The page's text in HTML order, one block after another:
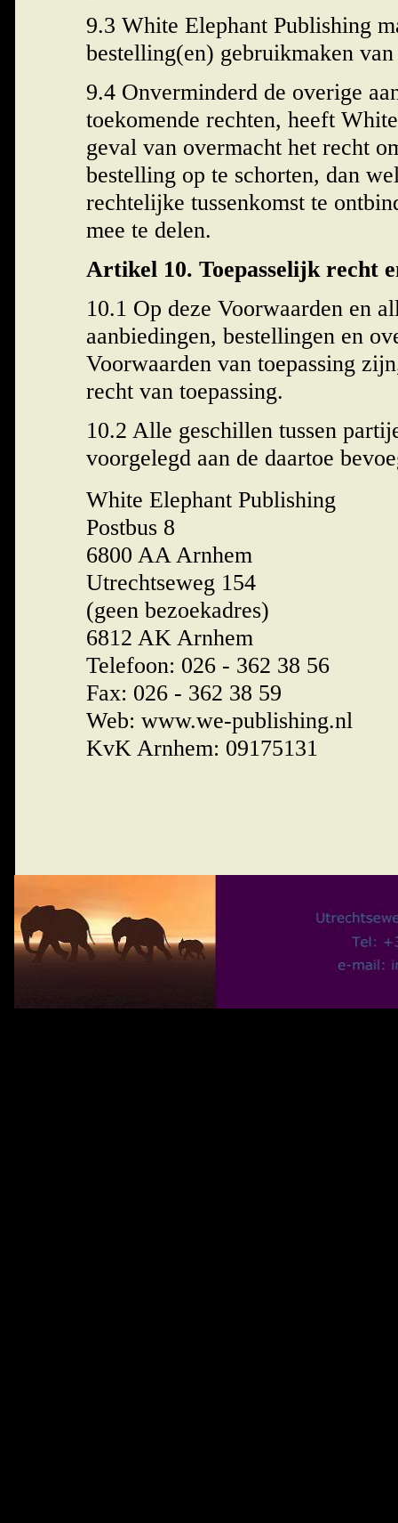
9.3 White Elephant Publishing
bestelling(en) gebruikmaken
9.4 Onverminderd de overige
toekomende rechten, heeft
geval van overmacht het recht
bestelling op te schorten, dan
rechtelijke tussenkomst te
mee te delen.
Artikel 10. Toepasselijk recht
10.1 Op deze Voorwaarden en
aanbiedingen, bestellingen en
Voorwaarden van toepassing
recht van toepassing.
10.2 Alle geschillen tussen
voorgelegd aan de daartoe
White Elephant Publishing
Postbus 8
6800 AA Arnhem
Utrechtseweg 154
(geen bezoekadres)
6812 AK Arnhem
Telefoon: 026 - 362 38 56
Fax: 026 - 362 38 59
Web: www.we-publishing.nl
KvK Arnhem: 09175131